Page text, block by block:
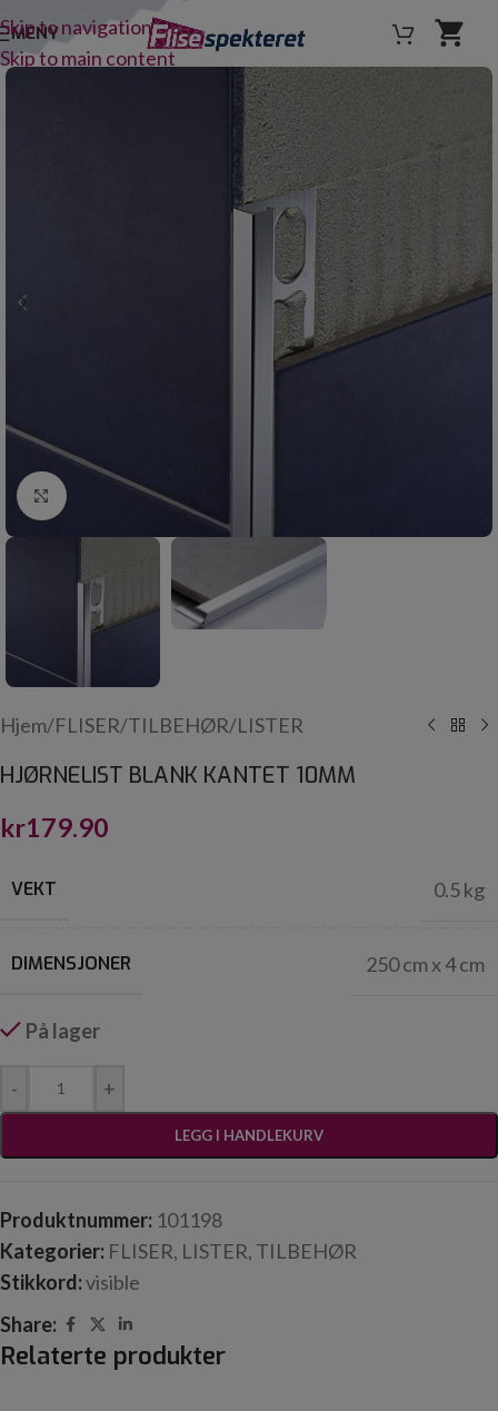
Skip to navigation
Skip to main content
MENY
Click to enlarge
Hjem/FLISER/TILBEHØR/LISTER
HJØRNELIST BLANK KANTET 10MM
kr179.90
VEKT 0.5 kg
DIMENSJONER 250 cm x 4 cm
På lager
- +
LEGG I HANDLEKURV
Produktnummer: 101198
Kategorier: FLISER, LISTER, TILBEHØR
Stikkord:visible
Share:
Relaterte produkter